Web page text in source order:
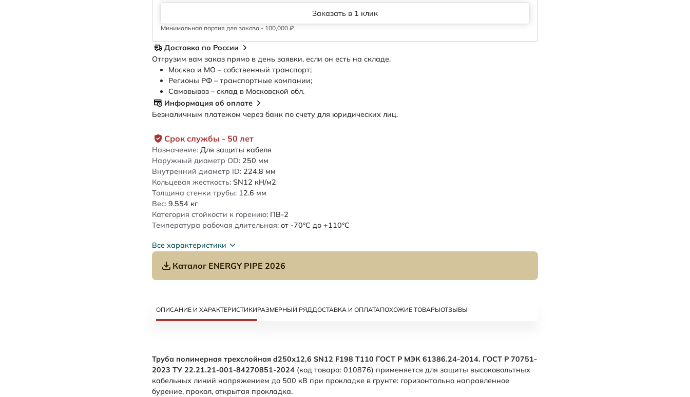
Срок службы - 50 лет
Назначение: Для защиты кабеля
Наружный диаметр OD: 250 мм
Внутренний диаметр ID: 224.8 мм
Кольцевая жесткость: SN12 кН/м2
Толщина стенки трубы: 12.6 мм
Вес: 9.554 кг
Категория стойкости к горению: ПВ-2
Температура рабочая длительная: от -70°C до +110°C
Все характеристики
Каталог ENERGY PIPE 2026
Заказать в 1 клик
Минимальная партия для заказа - 100,000 ₽
Доставка по России
Отгрузим вам заказ прямо в день заявки, если он есть на складе.
Москва и МО – собственный транспорт;
Регионы РФ – транспортные компании;
Самовывоз – склад в Московской обл.
Информация об оплате
Безналичным платежом через банк по счету для юридических лиц.
ОПИСАНИЕ И ХАРАКТЕРИСТИКИРАЗМЕРНЫЙ РЯДДОСТАВКА И ОПЛАТАПОХОЖИЕ ТОВАРЫОТЗЫВЫ
Труба полимерная трехслойная d250х12,6 SN12 F198 Т110 ГОСТ Р МЭК 61386.24-2014. ГОСТ Р 70751-
2023 ТУ 22.21.21-001-84270851-2024 (код товара: 010876) применяется для защиты высоковольтных
кабельных линий напряжением до 500 кВ при прокладке в грунте: горизонтально направленное
бурение, прокол, открытая прокладка.